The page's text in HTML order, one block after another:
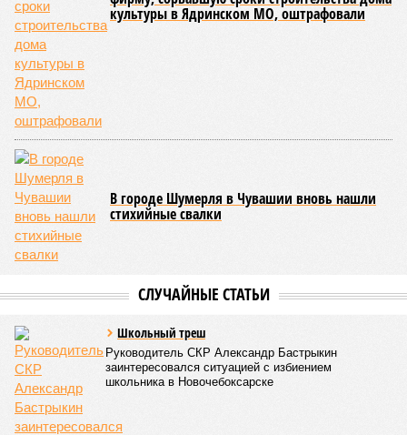
показателю калорийности.
Все лагеря перед началом работы смен прошли
обязательную обработку территорий против клещей,
грызунов и насекомых. Питание в учреждениях
обеспечивают 21 оператор, причём в отношении каждого из
них организован постоянный лабораторный мониторинг.
В ходе заседания был также вынесен на обсуждение ряд
предложений, направленных на обеспечение санитарно-
эпидемиологического благополучия детей в летних лагерях
и на повышение действенности самой системы
оздоровления. В качестве основного приоритета было
выделено обеспечение оздоровительных учреждений
полноценным и сбалансированным питанием. Все лагеря в
эпидемиологическим заключением (СЭЗ), которое
подтверждает соответствие учреждения требованиям
действующего санитарного законодательства. Отсутствие
действующего СЭЗ является основанием для запрета на
функционирование оздоровительной организации. Кроме
того, участники заседания обратили внимание на